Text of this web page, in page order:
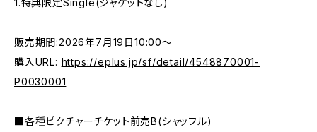
1.特典限定Single(ジャケットなし)
販売期間:2026年7月19日10:00〜
購入URL: https://eplus.jp/sf/detail/4548870001-
P0030001
■各種ピクチャーチケット前売B(シャッフル)